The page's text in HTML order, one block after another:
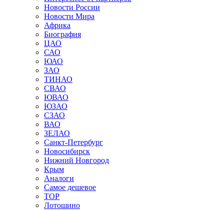
Новости России
Новости Мира
Африка
Биография
ЦАО
САО
ЮАО
ЗАО
ТИНАО
СВАО
ЮВАО
ЮЗАО
СЗАО
ВАО
ЗЕЛАО
Санкт-Петербург
Новосибирск
Нижний Новгород
Крым
Аналоги
Самое дешевое
TOP
Лотошино